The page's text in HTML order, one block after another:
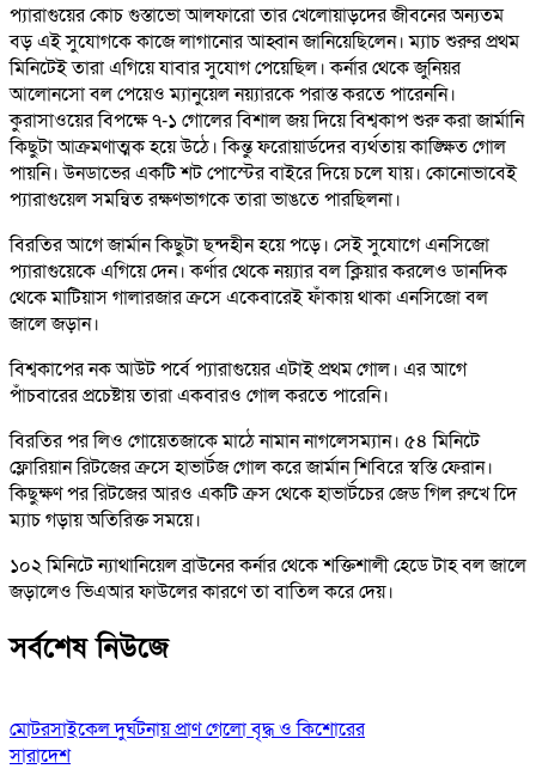
প্যারাগুয়ের কোচ গুস্তাভো আলফারো তার খেলোয়াড়দের জীবনের অন্যতম
বড় এই সুযোগকে কাজে লাগানোর আহ্বান জানিয়েছিলেন। ম্যাচ শুরুর প্রথম
মিনিটেই তারা এগিয়ে যাবার সুযোগ পেয়েছিল। কর্নার থেকে জুনিয়র
আলোনসো বল পেয়েও ম্যানুয়েল নয়্যারকে পরাস্ত করতে পারেননি।
কুরাসাওয়ের বিপক্ষে ৭-১ গোলের বিশাল জয় দিয়ে বিশ্বকাপ শুরু করা জার্মানি
কিছুটা আক্রমণাত্মক হয়ে উঠে। কিন্তু ফরোয়ার্ডদের ব্যর্থতায় কাঙ্ক্ষিত গোল
পায়নি। উনডাভের একটি শট পোস্টের বাইরে দিয়ে চলে যায়। কোনোভাবেই
প্যারাগুয়েল সমন্বিত রক্ষণভাগকে তারা ভাঙতে পারছিলনা।
বিরতির আগে জার্মান কিছুটা ছন্দহীন হয়ে পড়ে। সেই সুযোগে এনসিজো
প্যারাগুয়েকে এগিয়ে দেন। কর্ণার থেকে নয়্যার বল ক্লিয়ার করলেও ডানদিক
থেকে মাটিয়াস গালারজার ক্রসে একেবারেই ফাঁকায় থাকা এনসিজো বল
জালে জড়ান।
বিশ্বকাপের নক আউট পর্বে প্যারাগুয়ের এটাই প্রথম গোল। এর আগে
পাঁচবারের প্রচেষ্টায় তারা একবারও গোল করতে পারেনি।
বিরতির পর লিও গোয়েতজাকে মাঠে নামান নাগলেসম্যান। ৫৪ মিনিটে
ফ্লোরিয়ান রিটজের ক্রসে হাভার্টজ গোল করে জার্মান শিবিরে স্বস্তি ফেরান।
কিছুক্ষণ পর রিটজের আরও একটি ক্রস থেকে হাভার্টচের জেড গিল রুখে দিে
ম্যাচ গড়ায় অতিরিক্ত সময়ে।
১০২ মিনিটে ন্যাথানিয়েল ব্রাউনের কর্নার থেকে শক্তিশালী হেডে টাহ বল জালে
জড়ালেও ভিএআর ফাউলের কারণে তা বাতিল করে দেয়।
সর্বশেষ নিউজে
মোটরসাইকেল দুর্ঘটনায় প্রাণ গেলো বৃদ্ধ ও কিশোরের
সারাদেশ